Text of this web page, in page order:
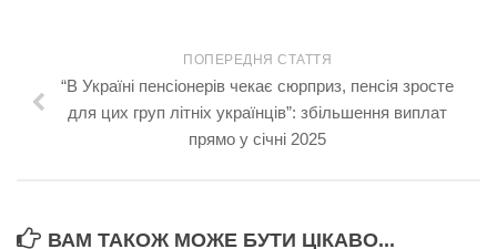
ПОПЕРЕДНЯ СТАТТЯ
“В Україні пенсіонерів чекає сюрприз, пенсія зросте
для цих груп літніх українців”: збільшення виплат
прямо у січні 2025
ВАМ ТАКОЖ МОЖЕ БУТИ ЦІКАВО...